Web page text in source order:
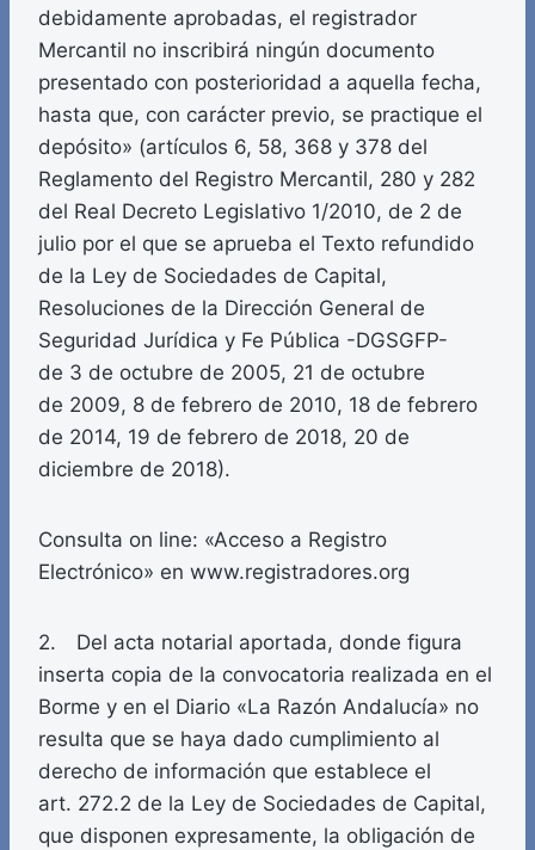
debidamente aprobadas, el registrador
Mercantil no inscribirá ningún documento
presentado con posterioridad a aquella fecha,
hasta que, con carácter previo, se practique el
depósito» (artículos 6, 58, 368 y 378 del
Reglamento del Registro Mercantil, 280 y 282
del Real Decreto Legislativo 1/2010, de 2 de
julio por el que se aprueba el Texto refundido
de la Ley de Sociedades de Capital,
Resoluciones de la Dirección General de
Seguridad Jurídica y Fe Pública -DGSGFP-
de 3 de octubre de 2005, 21 de octubre
de 2009, 8 de febrero de 2010, 18 de febrero
de 2014, 19 de febrero de 2018, 20 de
diciembre de 2018).
Consulta on line: «Acceso a Registro
Electrónico» en www.registradores.org
2. Del acta notarial aportada, donde figura
inserta copia de la convocatoria realizada en el
Borme y en el Diario «La Razón Andalucía» no
resulta que se haya dado cumplimiento al
derecho de información que establece el
art. 272.2 de la Ley de Sociedades de Capital,
que disponen expresamente, la obligación de